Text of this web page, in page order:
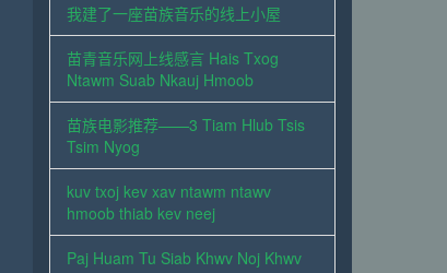
我建了一座苗族音乐的线上小屋
苗青音乐网上线感言 Hais Txog
Ntawm Suab Nkauj Hmoob
苗族电影推荐——3 Tiam Hlub Tsis
Tsim Nyog
kuv txoj kev xav ntawm ntawv
hmoob thiab kev neej
Paj Huam Tu Siab Khwv Noj Khwv